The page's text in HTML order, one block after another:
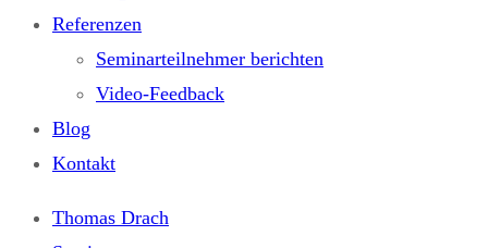
Referenzen
Seminarteilnehmer berichten
Video-Feedback
Blog
Kontakt
Thomas Drach